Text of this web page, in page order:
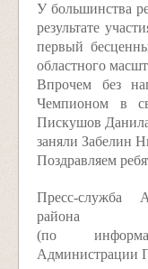
У большинства
результате
первый
областного
Впрочем без
Чемпионом в
Пискушов
заняли Забелин
Поздравляем
Пресс-служба
района
(по
Администрации